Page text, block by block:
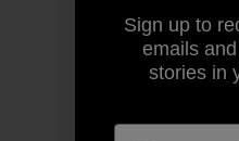
Sign up to
emails
stories in